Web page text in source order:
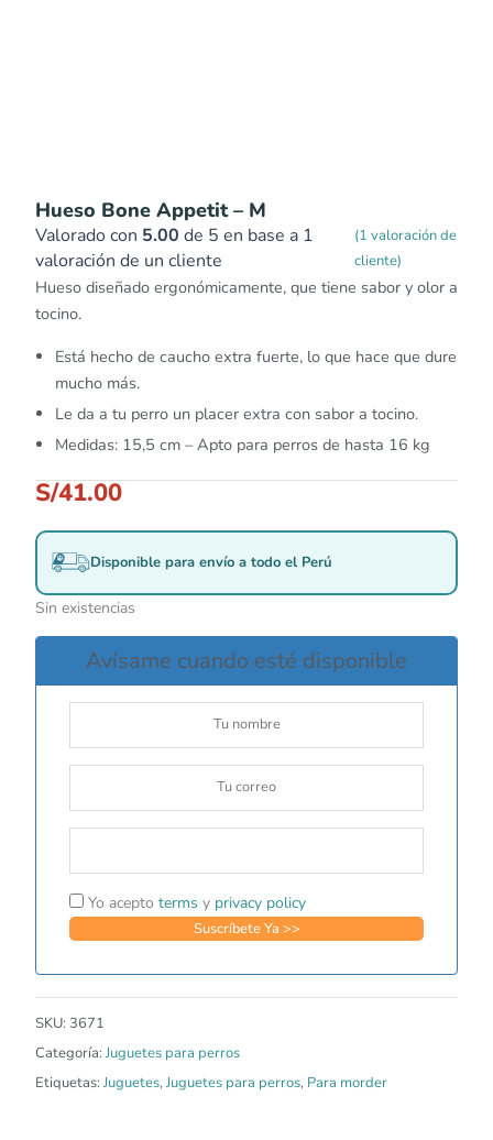
Hueso Bone Appetit – M
Valorado con 5.00 de 5 en base a 1
valoración de un cliente
(1 valoración de
cliente)
Hueso diseñado ergonómicamente, que tiene sabor y olor a
tocino.
Está hecho de caucho extra fuerte, lo que hace que dure
mucho más.
Le da a tu perro un placer extra con sabor a tocino.
Medidas: 15,5 cm – Apto para perros de hasta 16 kg
S/41.00
Disponible para envío a todo el Perú
Sin existencias
Avísame cuando esté disponible
Yo acepto terms y privacy policy
SKU: 3671
Categoría: Juguetes para perros
Etiquetas: Juguetes,Juguetes para perros, Para morder